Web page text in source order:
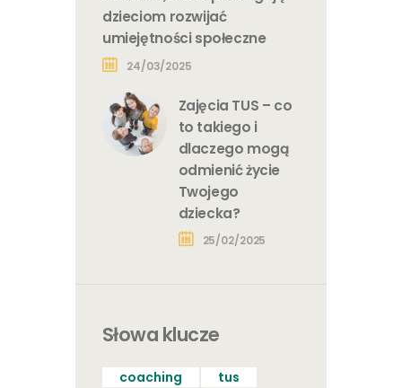
dzieciom rozwijać
umiejętności społeczne
24/03/2025
Zajęcia TUS – co
to takiego i
dlaczego mogą
odmienić życie
Twojego
dziecka?
25/02/2025
Słowa klucze
coaching
tus